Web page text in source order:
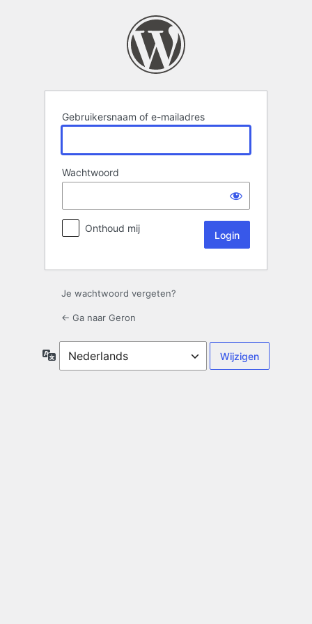
Gebruikersnaam of e-mailadres
Wachtwoord
Onthoud mij
Je wachtwoord vergeten?
← Ga naar Geron
Taal